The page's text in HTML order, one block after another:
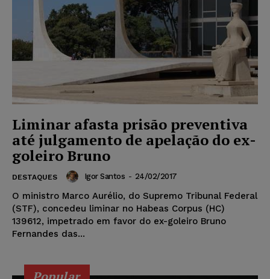
Liminar afasta prisão preventiva
até julgamento de apelação do ex-
goleiro Bruno
DESTAQUES Igor Santos - 24/02/2017
O ministro Marco Aurélio, do Supremo Tribunal Federal
(STF), concedeu liminar no Habeas Corpus (HC)
139612, impetrado em favor do ex-goleiro Bruno
Fernandes das...